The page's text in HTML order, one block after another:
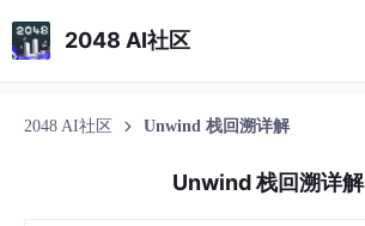
2048 AI社区
2048 AI社区 Unwind 栈回溯详解
Unwind 栈回溯详解